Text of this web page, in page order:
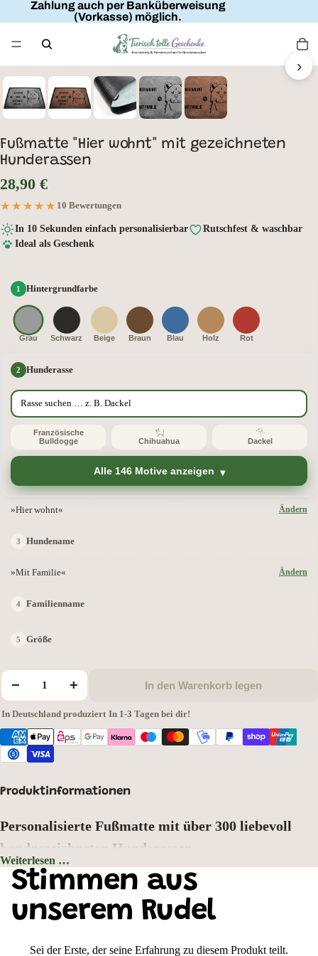
Zahlung auch per Banküberweisung
(Vorkasse) möglich.
HIER WOHNT
HUNDENAME
MIT FAMILIE
FAMILIENNAME ›
Fußmatte "Hier wohnt" mit gezeichneten
Hunderassen
28,90 €
★★★★★
★★★★★ 10 Bewertungen
In 10 Sekunden einfach personalisierbar
Rutschfest & waschbar
Ideal als Geschenk
Hintergrundfarbe
Grau Schwarz Beige Braun Blau Holz Rot
Hunderasse
Französische
Bulldogge
Chihuahua Dackel
Alle 146 Motive anzeigen
»Hier wohnt« Ändern
Hundename
»Mit Familie« Ändern
Familienname
Größe
− + In den Warenkorb legen
In Deutschland produziert In 1-3 Tagen bei dir!
Produktinformationen
Personalisierte Fußmatte mit über 300 liebevoll
handgezeichneten Hunderassen
Zeigen Sie schon an der Haustür, wer hier zu Hause ist. Wählen Sie aus
300 liebevoll handgezeichneten HunderassenIhr Lieblingsmotiv und
gestalten Sie Ihre ganz persönliche Fußmatte mit Wunschtext oder
Hundenamen. Jedes Motiv wurde mit viel Liebe zum Detail gezeichnet und
Weiterlesen …
Hintergrundfarbe: Grau
Stimmen aus
unserem Rudel
Sei der Erste, der seine Erfahrung zu diesem Produkt teilt.